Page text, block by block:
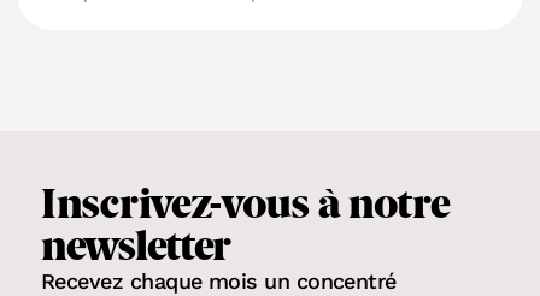
Inscrivez-vousà notre
newsletter
Recevez chaque mois un concentré